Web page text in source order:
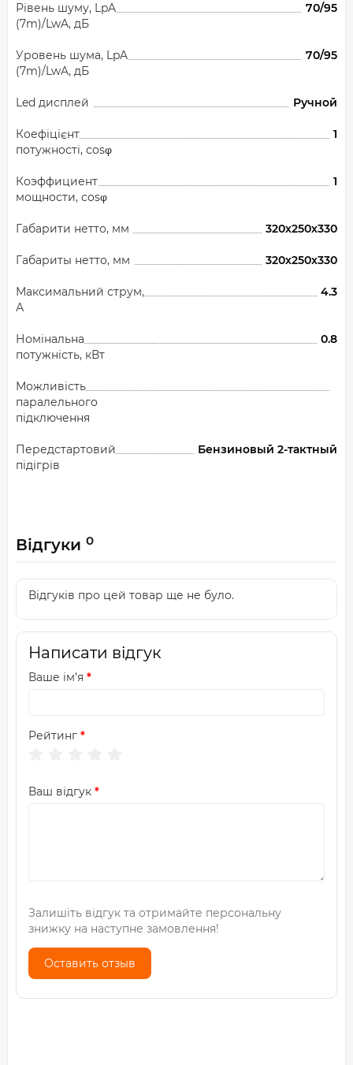
Рівень шуму, LpA
(7m)/LwA, дБ
70/95
Уровень шума, LpA
(7m)/LwA, дБ
70/95
Led дисплей Ручной
Коефіцієнт
потужності, cosφ
1
Коэффициент
мощности, cosφ
1
Габарити нетто, мм 320х250х330
Габариты нетто, мм 320х250х330
Максимальний струм,
А
4.3
Номінальна
потужність, кВт
0.8
Можливість
паралельного
підключення
Передстартовий
підігрів
Бензиновый 2-тактный
Відгуки 0
Відгуків про цей товар ще не було.
Написати відгук
Ваше ім’я
Рейтинг
Ваш відгук
Залишіть відгук та отримайте персональну
знижку на наступне замовлення!
Оставить отзыв